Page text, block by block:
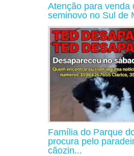
Atenção para venda
seminovo no Sul de
Família do Parque
procura pelo
cãozin...